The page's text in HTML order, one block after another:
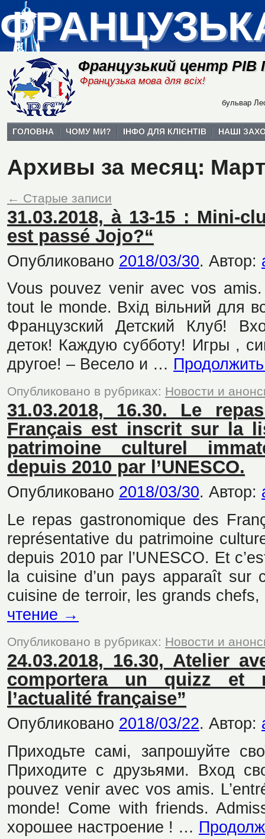
Французький центр
Французька мова для всіх!
бульвар
ГОЛОВНА ЧОМУ МИ? ІНФО ДЛЯ КЛІЄНТІВ НАШІ
Архивы за месяц:
← Старые записи
31.03.2018, à 13-15 : Mini-
est passé Jojo?“
Опубликовано 2018/03/30. Автор:
Vous pouvez venir avec vos
tout le monde. Вхід вільний для
Французский Детский Клуб!
деток! Каждую субботу! Игры ,
другое! – Весело и …
Опубликовано в рубриках: Новости и
31.03.2018, 16.30. Le
Français est inscrit sur la
patrimoine culturel
depuis 2010 par l’UNESCO.
Опубликовано 2018/03/30. Автор:
Le repas gastronomique des
représentative du patrimoine
depuis 2010 par l’UNESCO. Et
la cuisine d’un pays apparaît sur
cuisine de terroir, les grands
чтение →
Опубликовано в рубриках: Новости и
24.03.2018, 16.30, Atelier
comportera un quizz et
l’actualité française”
Опубликовано 2018/03/22. Автор:
Приходьте самі, запрошуйте
Приходите с друзьями. Вход
pouvez venir avec vos amis.
monde! Come with friends.
хорошее настроение ! …